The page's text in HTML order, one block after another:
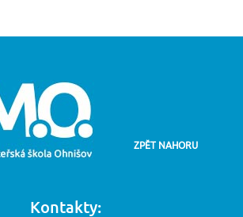
Kontakty:
ZPĚT NAHORU